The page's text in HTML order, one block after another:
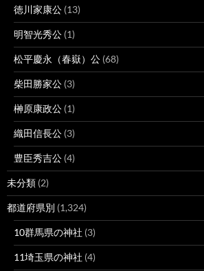
徳川家康公 (13)
明智光秀公 (1)
松平慶永（春嶽）公 (68)
柴田勝家公 (3)
榊原康政公 (1)
織田信長公 (3)
豊臣秀吉公 (4)
未分類 (2)
都道府県別 (1,324)
10群馬県の神社 (3)
11埼玉県の神社 (4)